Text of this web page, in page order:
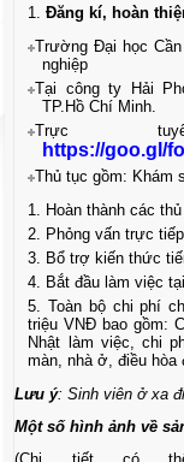
Đăng kí, hoàn
Trường Đại học
nghiệp
Tại công ty Hải
TP.Hồ Chí Minh.
Trực
https://goo.gl/
Thủ tục gồm: Khám
Hoàn thành các
Phỏng vấn trực
Bổ trợ kiến thức
Bắt đầu làm việc
Toàn bộ chi phí
triệu VNĐ bao gồm:
Nhật làm việc, chi
màn, nhà ở, điều
Lưu ý: Sinh viên ở xa
Một số hình ảnh về